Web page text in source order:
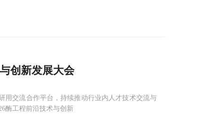
创新发展大会
用交流合作平台，持续推动行业内人才技术交流与
酶工程前沿技术与创新